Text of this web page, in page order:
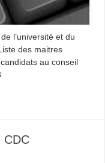
l’université et du
des maitres
au conseil
CDC